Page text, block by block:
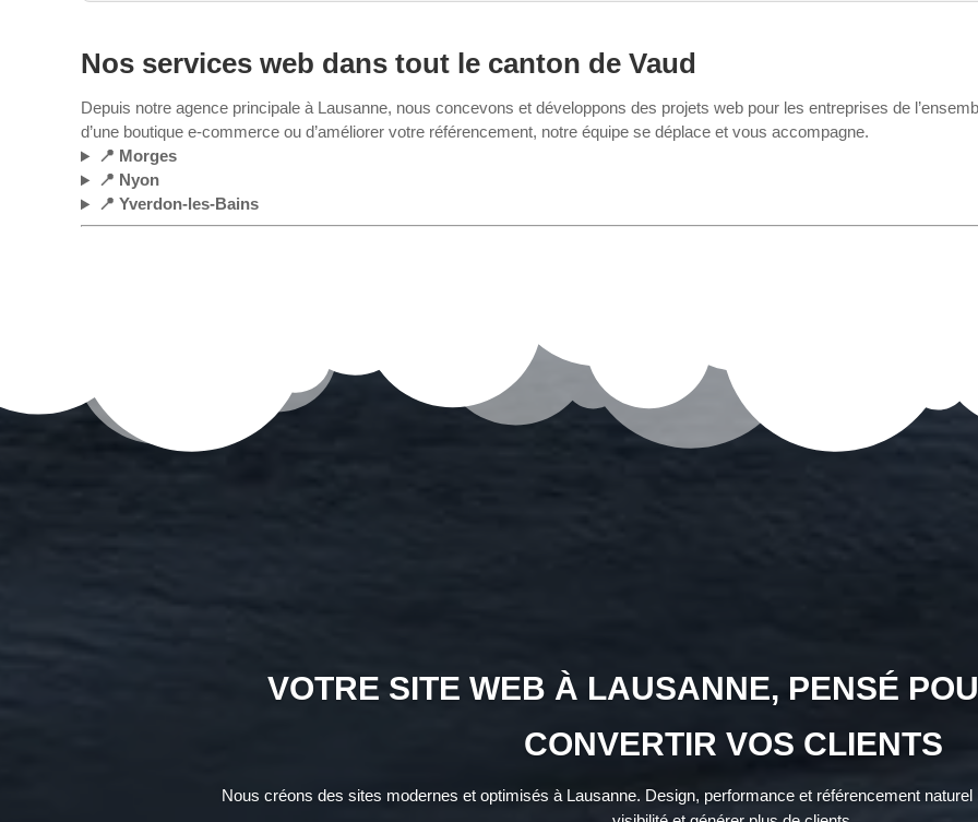
Nos services web dans tout le canton de Vaud
Depuis notre agence principale à Lausanne, nous concevons et développons des projets web pour les entreprises de
d’une boutique e-commerce ou d’améliorer votre référencement, notre équipe se déplace et vous accompagne.
📍 Morges
📍 Nyon
📍 Yverdon-les-Bains
VOTRE SITE WEB À LAUSANNE, PENSÉ
CONVERTIR VOS CLIENTS
Nous créons des sites modernes et optimisés à Lausanne. Design, performance et référencement